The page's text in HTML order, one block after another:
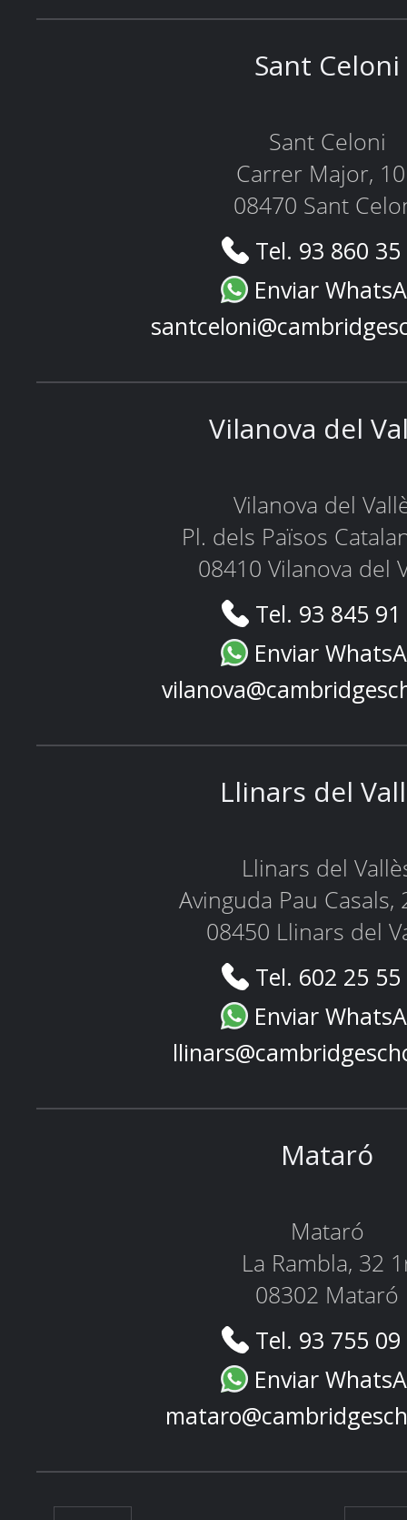
Sant Celoni
Sant Celoni
Carrer Major,
08470 Sant
Tel. 93 860
Enviar
Vilanova del
Vilanova del
Pl. dels Països
08410 Vilanova del
Tel. 93 845
Enviar
Llinars del
Llinars del
Avinguda Pau Casals,
08450 Llinars del
Tel. 602 25
Enviar
Mataró
Mataró
La Rambla, 32
08302 Mataró
Tel. 93 755
Enviar